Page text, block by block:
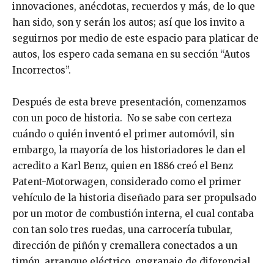
innovaciones, anécdotas, recuerdos y más, de lo que
han sido, son y serán los autos; así que los invito a
seguirnos por medio de este espacio para platicar de
autos, los espero cada semana en su sección “Autos
Incorrectos”.
Después de esta breve presentación, comenzamos
con un poco de historia. No se sabe con certeza
cuándo o quién inventó el primer automóvil, sin
embargo, la mayoría de los historiadores le dan el
acredito a Karl Benz, quien en 1886 creó el Benz
Patent-Motorwagen, considerado como el primer
vehículo de la historia diseñado para ser propulsado
por un motor de combustión interna, el cual contaba
con tan solo tres ruedas, una carrocería tubular,
dirección de piñón y cremallera conectados a un